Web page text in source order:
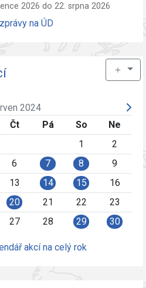
2026 do 22. srpna 2026
na ÚD
＋
2024
Čt Pá So
Ne
1
2
6 7 8
9
13 14 15
16
20 21 22
23
27 28 29 30
akcí na celý rok